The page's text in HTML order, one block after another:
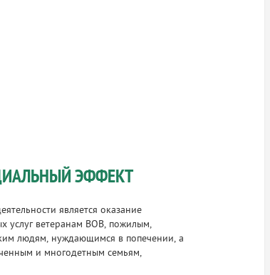
ЭФФЕКТ
является оказание
услуг ветеранам ВОВ, пожилым,
людям, нуждающимся в попечении, а
и многодетным семьям,